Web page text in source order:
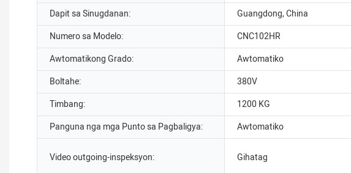
Dapit sa Sinugdanan:
Guangdong, China
Numero sa Modelo:
CNC102HR
Awtomatikong Grado:
Awtomatiko
Boltahe:
380V
Timbang:
1200 KG
Panguna nga mga Punto sa Pagbaligya:
Awtomatiko
Video outgoing-inspeksyon: Gihatag